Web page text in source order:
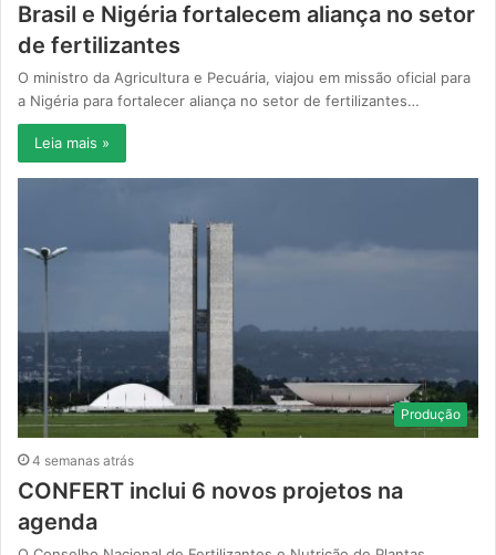
Brasil e Nigéria fortalecem aliança no setor
de fertilizantes
O ministro da Agricultura e Pecuária, viajou em missão oficial para
a Nigéria para fortalecer aliança no setor de fertilizantes…
Leia mais »
Produção
4 semanas atrás
CONFERT inclui 6 novos projetos na
agenda